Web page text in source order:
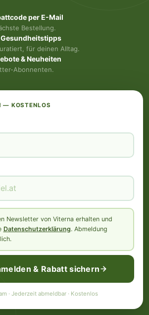
per E-Mail
Bestellung.
für deinen Alltag.
& Neuheiten
Abonnenten.
— KOSTENLOS
Newsletter von Viterna erhalten und
Datenschutzerklärung. Abmeldung
& Rabatt sichern
· Jederzeit abmeldbar · Kostenlos